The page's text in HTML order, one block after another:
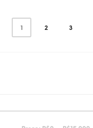
1 2 3